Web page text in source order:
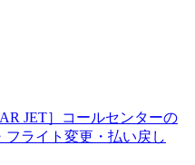
JET］コールセンターの
ライト変更・払い戻し